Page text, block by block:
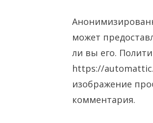
может
ли вы его.
https://
изображение
комментария.